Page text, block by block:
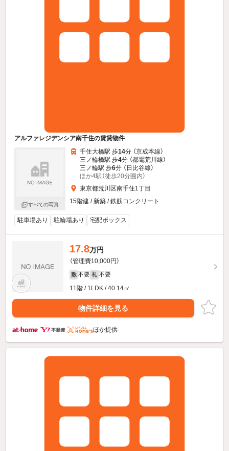
アルファレジデンシア南千住の賃貸物件
すべての写真
千住大橋駅 歩14分 （京成本線）
三ノ輪橋駅 歩4分 （都電荒川線）
三ノ輪駅 歩6分 （日比谷線）
ほか4駅（徒歩20分圏内）
東京都荒川区南千住1丁目
15階建 / 新築 / 鉄筋コンクリート
駐車場あり 駐輪場あり 宅配ボックス
17.8万円
（管理費10,000円）
敷 不要 礼 不要
11階 / 1LDK / 40.14㎡
物件詳細を見る
ほか提供